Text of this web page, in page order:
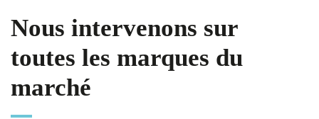
Nous intervenons sur
toutes les marques du
marché